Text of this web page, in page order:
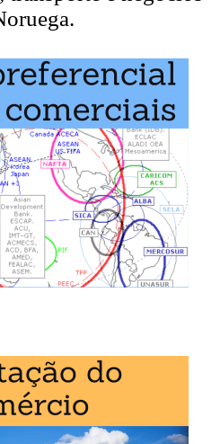
, Comércio
comerciaisda Noruega.
económico Europeu
de Livre-Comércio (AELC)